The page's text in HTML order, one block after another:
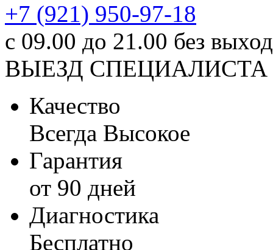
‎+7 (921) 950-97-18
с 09.00 до 21.00 без
ВЫЕЗД СПЕЦИАЛИСТА
Качество
Всегда Высокое
Гарантия
от 90 дней
Диагностика
Бесплатно